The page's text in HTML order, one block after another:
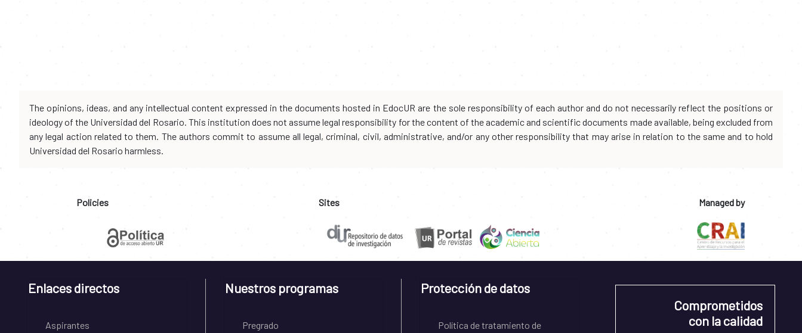
The opinions, ideas, and any intellectual content expressed in the documents hosted in EdocUR are the sole responsibility of each author and do not necessarily reflect the positions or
ideology of the Universidad del Rosario. This institution does not assume legal responsibility for the content of the academic and scientific documents made available, being excluded from
any legal action related to them. The authors commit to assume all legal, criminal, civil, administrative, and/or any other responsibility that may arise in relation to the same and to hold
Universidad del Rosario harmless.
Policies Sites Managed by
Enlaces directos
Aspirantes
Nuestros programas
Pregrado
Protección de datos
Política de tratamiento de
Comprometidos
con la calidad